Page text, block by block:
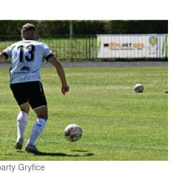
Gryfice